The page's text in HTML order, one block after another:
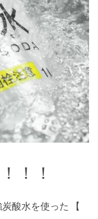
！！
酸水を使った 【